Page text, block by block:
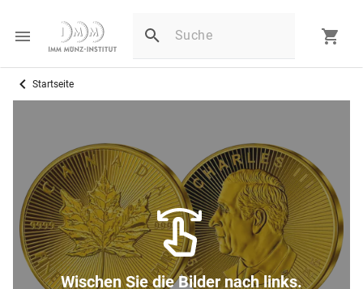
Startseite
Wischen Sie die Bilder nach links.